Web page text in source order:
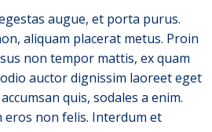
augue, et porta purus.
aliquam placerat metus. Proin
non tempor mattis, ex quam
auctor dignissim laoreet eget
quis, sodales a enim.
eros non felis. Interdum et